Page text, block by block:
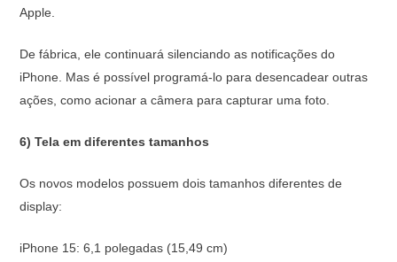
Apple.
De fábrica, ele continuará silenciando as notificações do
iPhone. Mas é possível programá-lo para desencadear outras
ações, como acionar a câmera para capturar uma foto.
6) Tela em diferentes tamanhos
Os novos modelos possuem dois tamanhos diferentes de
display:
iPhone 15: 6,1 polegadas (15,49 cm)